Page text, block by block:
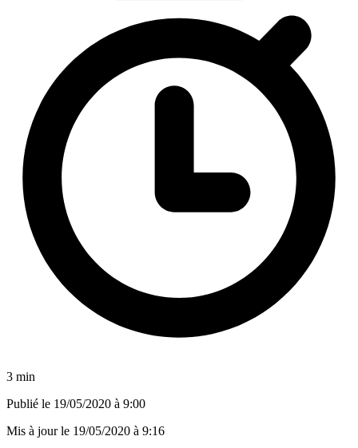
3 min
Publié le 19/05/2020 à 9:00
Mis à jour le 19/05/2020 à 9:16